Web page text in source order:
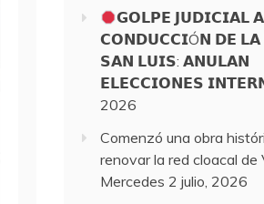
𝗚𝗢𝗟𝗣𝗘 𝗝𝗨𝗗𝗜𝗖𝗜𝗔𝗟
𝗖𝗢𝗡𝗗𝗨𝗖𝗖𝗜Ó𝗡 𝗗𝗘
𝗦𝗔𝗡 𝗟𝗨𝗜𝗦: 𝗔𝗡𝗨𝗟𝗔𝗡
𝗘𝗟𝗘𝗖𝗖𝗜𝗢𝗡𝗘𝗦
2026
Comenzó una obra
renovar la red cloacal de
Mercedes 2 julio, 2026